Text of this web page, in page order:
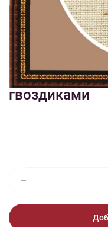
Изображения и цвет
отличаться от оригинала
настроек вашего монитора,
Вышивка Б-
гвоздиками